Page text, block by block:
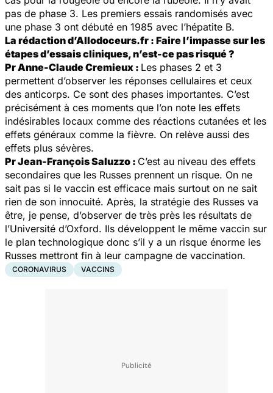
pas de phase 3. Les premiers essais randomisés avec
une phase 3 ont débuté en 1985 avec l’hépatite B.
La rédaction d’Allodoceurs.fr : Faire l’impasse sur les
étapes d’essais cliniques, n’est-ce pas risqué ?
Pr Anne-Claude Cremieux : Les phases 2 et 3
permettent d’observer les réponses cellulaires et ceux
des anticorps. Ce sont des phases importantes. C’est
précisément à ces moments que l’on note les effets
indésirables locaux comme des réactions cutanées et les
effets généraux comme la fièvre. On relève aussi des
effets plus sévères.
Pr Jean-François Saluzzo : C’est au niveau des effets
secondaires que les Russes prennent un risque. On ne
sait pas si le vaccin est efficace mais surtout on ne sait
rien de son innocuité. Après, la stratégie des Russes va
être, je pense, d’observer de très près les résultats de
l’Université d’Oxford. Ils développent le même vaccin sur
le plan technologique donc s’il y a un risque énorme les
Russes mettront fin à leur campagne de vaccination.
CORONAVIRUS VACCINS